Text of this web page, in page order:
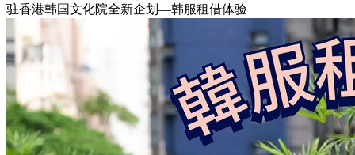
驻香港韩国文化院全新企划—韩服租借体验